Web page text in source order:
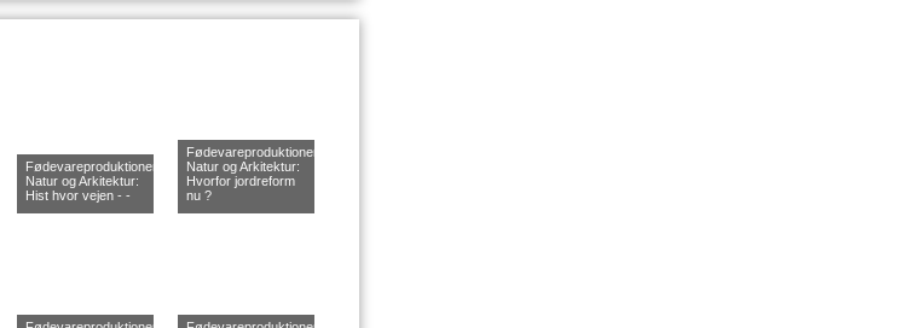
Fødevareproduktionens
Natur og Arkitektur:
Hist hvor vejen - -
Fødevareproduktionens
Natur og Arkitektur:
Hvorfor jordreform
nu ?